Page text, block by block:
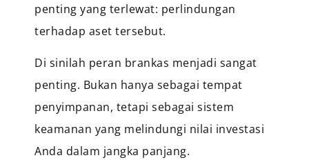
penting yang terlewat: perlindungan
terhadap aset tersebut.
Di sinilah peran brankas menjadi sangat
penting. Bukan hanya sebagai tempat
penyimpanan, tetapi sebagai sistem
keamanan yang melindungi nilai investasi
Anda dalam jangka panjang.